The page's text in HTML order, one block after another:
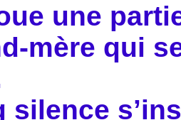
une
mère qui
silence